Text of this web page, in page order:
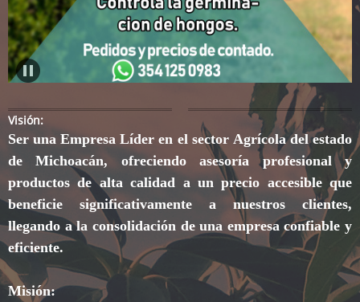
Visión:
Ser una Empresa Líder en el sector Agrícola del estado
de Michoacán, ofreciendo asesoría profesional y
productos de alta calidad a un precio accesible que
beneficie significativamente a nuestros clientes,
llegando a la consolidación de una empresa confiable y
eficiente.
Misión: